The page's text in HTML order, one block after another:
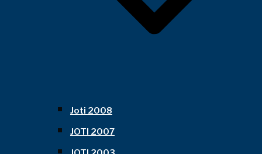
Joti 2008
JOTI 2007